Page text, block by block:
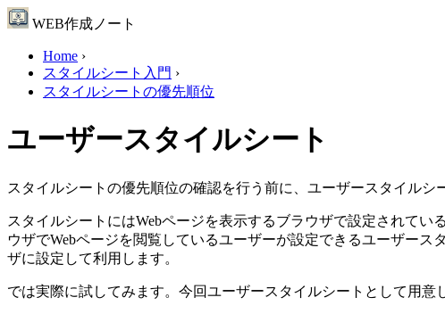
WEB作成ノート
Home ›
スタイルシート入門 ›
スタイルシートの優先順位
ユーザースタイルシート
スタイルシートの優先順位の確認を行う前に、ユーザースタイルシ
スタイルシートにはWebページを表示するブラウザで設定されて
ウザでWebページを閲覧しているユーザーが設定できるユーザー
ザに設定して利用します。
では実際に試してみます。今回ユーザースタイルシートとして用意